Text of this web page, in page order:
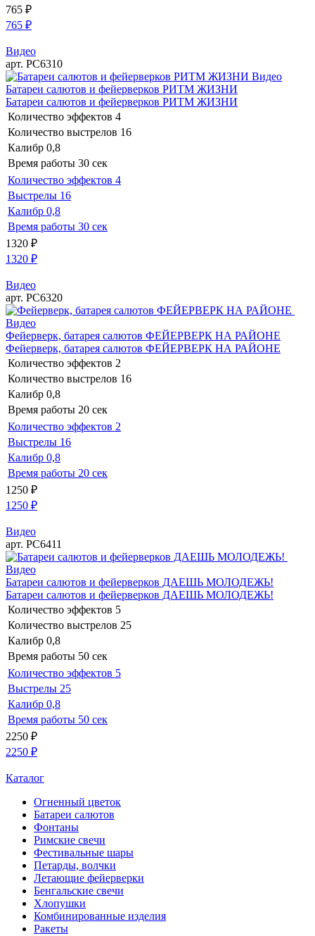
765 ₽
765 ₽
Видео
арт. РС6310
Видео
Батареи салютов и фейерверков РИТМ ЖИЗНИ
Батареи салютов и фейерверков РИТМ ЖИЗНИ
Количество эффектов 4
Количество выстрелов 16
Калибр 0,8
Время работы 30 сек
Количество эффектов 4
Выстрелы 16
Калибр 0,8
Время работы 30 сек
1320 ₽
1320 ₽
Видео
арт. РС6320
Видео
Фейерверк, батарея салютов ФЕЙЕРВЕРК НА РАЙОНЕ
Фейерверк, батарея салютов ФЕЙЕРВЕРК НА РАЙОНЕ
Количество эффектов 2
Количество выстрелов 16
Калибр 0,8
Время работы 20 сек
Количество эффектов 2
Выстрелы 16
Калибр 0,8
Время работы 20 сек
1250 ₽
1250 ₽
Видео
арт. РС6411
Видео
Батареи салютов и фейерверков ДАЕШЬ МОЛОДЕЖЬ!
Батареи салютов и фейерверков ДАЕШЬ МОЛОДЕЖЬ!
Количество эффектов 5
Количество выстрелов 25
Калибр 0,8
Время работы 50 сек
Количество эффектов 5
Выстрелы 25
Калибр 0,8
Время работы 50 сек
2250 ₽
2250 ₽
Каталог
Огненный цветок
Батареи салютов
Фонтаны
Римские свечи
Фестивальные шары
Петарды, волчки
Летающие фейерверки
Бенгальские свечи
Хлопушки
Комбинированные изделия
Ракеты